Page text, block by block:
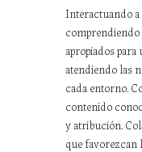
Interactuando a
apropiados
atendiendo las
cada entorno.
contenido
y atribución.
que